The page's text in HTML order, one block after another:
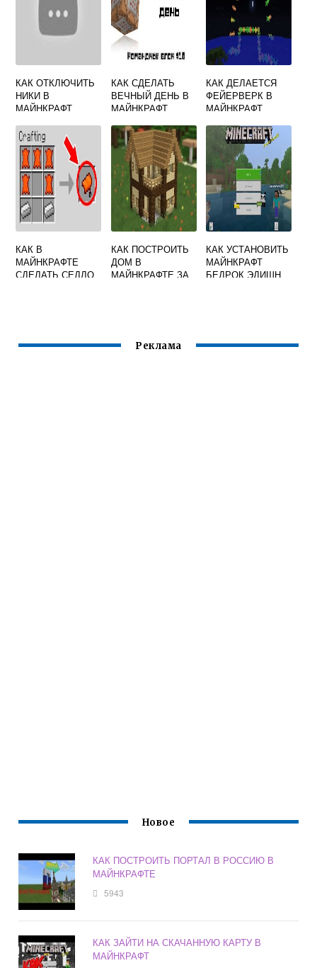
КАК ОТКЛЮЧИТЬ
НИКИ В
МАЙНКРАФТ
КАК СДЕЛАТЬ
ВЕЧНЫЙ ДЕНЬ В
МАЙНКРАФТ
КАК ДЕЛАЕТСЯ
ФЕЙЕРВЕРК В
МАЙНКРАФТ
КАК В
МАЙНКРАФТЕ
СДЕЛАТЬ СЕДЛО
КАК ПОСТРОИТЬ
ДОМ В
МАЙНКРАФТЕ ЗА
КАК УСТАНОВИТЬ
МАЙНКРАФТ
БЕДРОК ЭДИШН
Реклама
Новое
КАК ПОСТРОИТЬ ПОРТАЛ В РОССИЮ В
МАЙНКРАФТЕ
5943
КАК ЗАЙТИ НА СКАЧАННУЮ КАРТУ В
МАЙНКРАФТ